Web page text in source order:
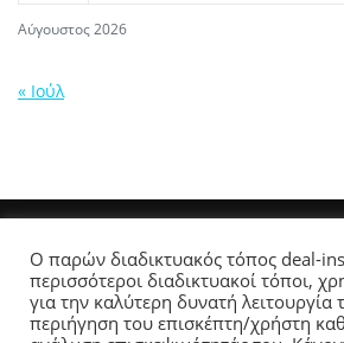
Αύγουστος 2026
« Ιούλ
ΜΕΊΝΕΤΕ
Ο παρών διαδικτυακός τόπος deal-
περισσότεροι διαδικτυακοί τόποι,
για την καλύτερη δυνατή λειτουργία
περιήγηση του επισκέπτη/χρήστη